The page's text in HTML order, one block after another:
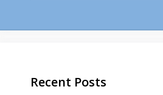
Recent Posts